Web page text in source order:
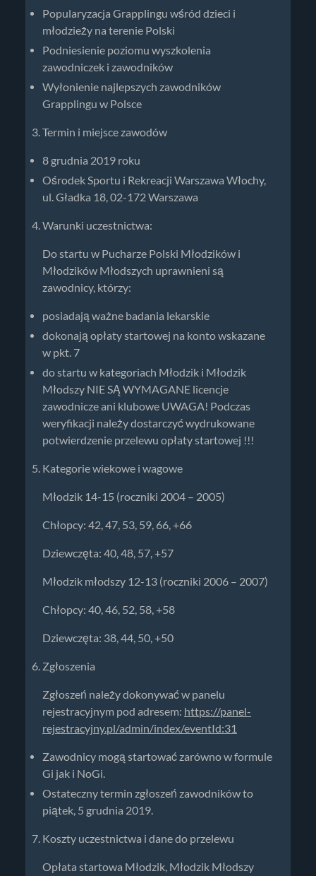
Popularyzacja Grapplingu wśród dzieci i
młodzieży na terenie Polski
Podniesienie poziomu wyszkolenia
zawodniczek i zawodników
Wyłonienie najlepszych zawodników
Grapplingu w Polsce
Termin i miejsce zawodów
8 grudnia 2019 roku
Ośrodek Sportu i Rekreacji Warszawa Włochy,
ul. Gładka 18, 02-172 Warszawa
Warunki uczestnictwa:
Do startu w Pucharze Polski Młodzików i
Młodzików Młodszych uprawnieni są
zawodnicy, którzy:
posiadają ważne badania lekarskie
dokonają opłaty startowej na konto wskazane
w pkt. 7
do startu w kategoriach Młodzik i Młodzik
Młodszy NIE SĄ WYMAGANE licencje
zawodnicze ani klubowe UWAGA! Podczas
weryfikacji należy dostarczyć wydrukowane
potwierdzenie przelewu opłaty startowej !!!
Kategorie wiekowe i wagowe
Młodzik 14-15 (roczniki 2004 – 2005)
Chłopcy: 42, 47, 53, 59, 66, +66
Dziewczęta: 40, 48, 57, +57
Młodzik młodszy 12-13 (roczniki 2006 – 2007)
Chłopcy: 40, 46, 52, 58, +58
Dziewczęta: 38, 44, 50, +50
Zgłoszenia
Zgłoszeń należy dokonywać w panelu
rejestracyjnym pod adresem: https://panel-
rejestracyjny.pl/admin/index/eventId:31
Zawodnicy mogą startować zarówno w formule
Gi jak i NoGi.
Ostateczny termin zgłoszeń zawodników to
piątek, 5 grudnia 2019.
Koszty uczestnictwa i dane do przelewu
Opłata startowa Młodzik, Młodzik Młodszy